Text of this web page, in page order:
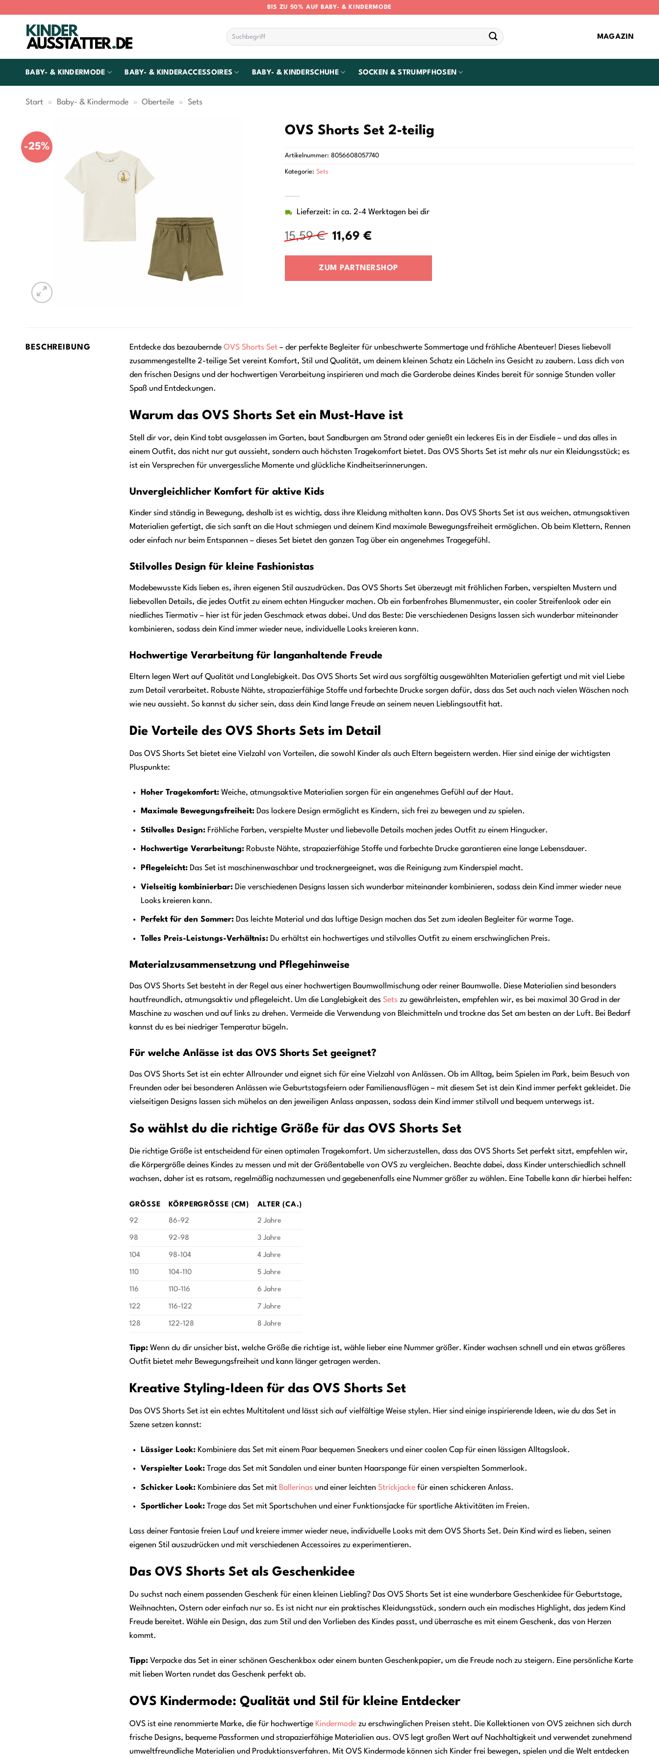
springen
BIS ZU 50% AUF BABY- & KINDERMODE
Suchen
nach:
MAGAZIN
BABY- & KINDERMODE BABY- & KINDERACCESSOIRES BABY- & KINDERSCHUHE SOCKEN & STRUMPFHOSEN
Start » Baby- & Kindermode » Oberteile » Sets
-25%
OVS Shorts Set 2-teilig
15,59€
Ursprünglicher
war:
11,69€Aktueller
ist:
11,69 €.
Lieferzeit: in ca. 2-4 Werktagen bei dir
ZUM PARTNERSHOP
Artikelnummer:8056608057740
Kategorie:Sets
BESCHREIBUNG Entdecke das bezaubernde OVS Shorts Set– der perfekte Begleiter für unbeschwerte Sommertage und fröhliche Abenteuer! Dieses liebevoll
zusammengestellte 2-teilige Set vereint Komfort, Stil und Qualität, um deinem kleinen Schatz ein Lächeln ins Gesicht zu zaubern. Lass dich von
den frischen Designs und der hochwertigen Verarbeitung inspirieren und mach die Garderobe deines Kindes bereit für sonnige Stunden voller
Spaß und Entdeckungen.
Warum das OVS Shorts Set ein Must-Have ist
Stell dir vor, dein Kind tobt ausgelassen im Garten, baut Sandburgen am Strand oder genießt ein leckeres Eis in der Eisdiele – und das alles in
einem Outfit, das nicht nur gut aussieht, sondern auch höchsten Tragekomfort bietet. Das OVS Shorts Set ist mehr als nur ein Kleidungsstück; es
ist ein Versprechen für unvergessliche Momente und glückliche Kindheitserinnerungen.
Unvergleichlicher Komfort für aktive Kids
Kinder sind ständig in Bewegung, deshalb ist es wichtig, dass ihre Kleidung mithalten kann. Das OVS Shorts Set ist aus weichen, atmungsaktiven
Materialien gefertigt, die sich sanft an die Haut schmiegen und deinem Kind maximale Bewegungsfreiheit ermöglichen. Ob beim Klettern, Rennen
oder einfach nur beim Entspannen – dieses Set bietet den ganzen Tag über ein angenehmes Tragegefühl.
Stilvolles Design für kleine Fashionistas
Modebewusste Kids lieben es, ihren eigenen Stil auszudrücken. Das OVS Shorts Set überzeugt mit fröhlichen Farben, verspielten Mustern und
liebevollen Details, die jedes Outfit zu einem echten Hingucker machen. Ob ein farbenfrohes Blumenmuster, ein cooler Streifenlook oder ein
niedliches Tiermotiv – hier ist für jeden Geschmack etwas dabei. Und das Beste: Die verschiedenen Designs lassen sich wunderbar miteinander
kombinieren, sodass dein Kind immer wieder neue, individuelle Looks kreieren kann.
Hochwertige Verarbeitung für langanhaltende Freude
Eltern legen Wert auf Qualität und Langlebigkeit. Das OVS Shorts Set wird aus sorgfältig ausgewählten Materialien gefertigt und mit viel Liebe
zum Detail verarbeitet. Robuste Nähte, strapazierfähige Stoffe und farbechte Drucke sorgen dafür, dass das Set auch nach vielen Wäschen noch
wie neu aussieht. So kannst du sicher sein, dass dein Kind lange Freude an seinem neuen Lieblingsoutfit hat.
Die Vorteile des OVS Shorts Sets im Detail
Das OVS Shorts Set bietet eine Vielzahl von Vorteilen, die sowohl Kinder als auch Eltern begeistern werden. Hier sind einige der wichtigsten
Pluspunkte:
Hoher Tragekomfort: Weiche, atmungsaktive Materialien sorgen für ein angenehmes Gefühl auf der Haut.
Maximale Bewegungsfreiheit: Das lockere Design ermöglicht es Kindern, sich frei zu bewegen und zu spielen.
Stilvolles Design: Fröhliche Farben, verspielte Muster und liebevolle Details machen jedes Outfit zu einem Hingucker.
Hochwertige Verarbeitung: Robuste Nähte, strapazierfähige Stoffe und farbechte Drucke garantieren eine lange Lebensdauer.
Pflegeleicht: Das Set ist maschinenwaschbar und trocknergeeignet, was die Reinigung zum Kinderspiel macht.
Vielseitig kombinierbar: Die verschiedenen Designs lassen sich wunderbar miteinander kombinieren, sodass dein Kind immer wieder neue
Looks kreieren kann.
Perfekt für den Sommer: Das leichte Material und das luftige Design machen das Set zum idealen Begleiter für warme Tage.
Tolles Preis-Leistungs-Verhältnis: Du erhältst ein hochwertiges und stilvolles Outfit zu einem erschwinglichen Preis.
Materialzusammensetzung und Pflegehinweise
Das OVS Shorts Set besteht in der Regel aus einer hochwertigen Baumwollmischung oder reiner Baumwolle. Diese Materialien sind besonders
hautfreundlich, atmungsaktiv und pflegeleicht. Um die Langlebigkeit des Setszu gewährleisten, empfehlen wir, es bei maximal 30 Grad in der
Maschine zu waschen und auf links zu drehen. Vermeide die Verwendung von Bleichmitteln und trockne das Set am besten an der Luft. Bei Bedarf
kannst du es bei niedriger Temperatur bügeln.
Für welche Anlässe ist das OVS Shorts Set geeignet?
Das OVS Shorts Set ist ein echter Allrounder und eignet sich für eine Vielzahl von Anlässen. Ob im Alltag, beim Spielen im Park, beim Besuch von
Freunden oder bei besonderen Anlässen wie Geburtstagsfeiern oder Familienausflügen – mit diesem Set ist dein Kind immer perfekt gekleidet. Die
vielseitigen Designs lassen sich mühelos an den jeweiligen Anlass anpassen, sodass dein Kind immer stilvoll und bequem unterwegs ist.
So wählst du die richtige Größe für das OVS Shorts Set
Die richtige Größe ist entscheidend für einen optimalen Tragekomfort. Um sicherzustellen, dass das OVS Shorts Set perfekt sitzt, empfehlen wir,
die Körpergröße deines Kindes zu messen und mit der Größentabelle von OVS zu vergleichen. Beachte dabei, dass Kinder unterschiedlich schnell
wachsen, daher ist es ratsam, regelmäßig nachzumessen und gegebenenfalls eine Nummer größer zu wählen. Eine Tabelle kann dir hierbei helfen:
GRÖSSE KÖRPERGRÖSSE (CM) ALTER (CA.)
92 86-92 2 Jahre
98 92-98 3 Jahre
104 98-104 4 Jahre
110 104-110 5 Jahre
116 110-116 6 Jahre
122 116-122 7 Jahre
128 122-128 8 Jahre
Tipp: Wenn du dir unsicher bist, welche Größe die richtige ist, wähle lieber eine Nummer größer. Kinder wachsen schnell und ein etwas größeres
Outfit bietet mehr Bewegungsfreiheit und kann länger getragen werden.
Kreative Styling-Ideen für das OVS Shorts Set
Das OVS Shorts Set ist ein echtes Multitalent und lässt sich auf vielfältige Weise stylen. Hier sind einige inspirierende Ideen, wie du das Set in
Szene setzen kannst:
Lässiger Look: Kombiniere das Set mit einem Paar bequemen Sneakers und einer coolen Cap für einen lässigen Alltagslook.
Verspielter Look: Trage das Set mit Sandalen und einer bunten Haarspange für einen verspielten Sommerlook.
Schicker Look: Kombiniere das Set mit Ballerinasund einer leichten Strickjackefür einen schickeren Anlass.
Sportlicher Look: Trage das Set mit Sportschuhen und einer Funktionsjacke für sportliche Aktivitäten im Freien.
Lass deiner Fantasie freien Lauf und kreiere immer wieder neue, individuelle Looks mit dem OVS Shorts Set. Dein Kind wird es lieben, seinen
eigenen Stil auszudrücken und mit verschiedenen Accessoires zu experimentieren.
Das OVS Shorts Set als Geschenkidee
Du suchst nach einem passenden Geschenk für einen kleinen Liebling? Das OVS Shorts Set ist eine wunderbare Geschenkidee für Geburtstage,
Weihnachten, Ostern oder einfach nur so. Es ist nicht nur ein praktisches Kleidungsstück, sondern auch ein modisches Highlight, das jedem Kind
Freude bereitet. Wähle ein Design, das zum Stil und den Vorlieben des Kindes passt, und überrasche es mit einem Geschenk, das von Herzen
kommt.
Tipp: Verpacke das Set in einer schönen Geschenkbox oder einem bunten Geschenkpapier, um die Freude noch zu steigern. Eine persönliche Karte
mit lieben Worten rundet das Geschenk perfekt ab.
OVS Kindermode: Qualität und Stil für kleine Entdecker
OVS ist eine renommierte Marke, die für hochwertige Kindermodezu erschwinglichen Preisen steht. Die Kollektionen von OVS zeichnen sich durch
frische Designs, bequeme Passformen und strapazierfähige Materialien aus. OVS legt großen Wert auf Nachhaltigkeit und verwendet zunehmend
umweltfreundliche Materialien und Produktionsverfahren. Mit OVS Kindermode können sich Kinder frei bewegen, spielen und die Welt entdecken